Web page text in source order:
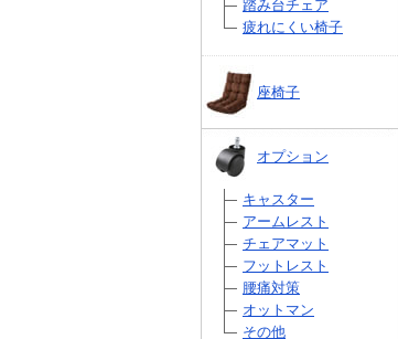
踏み台チェア
疲れにくい椅子
座椅子
オプション
キャスター
アームレスト
チェアマット
フットレスト
腰痛対策
オットマン
その他